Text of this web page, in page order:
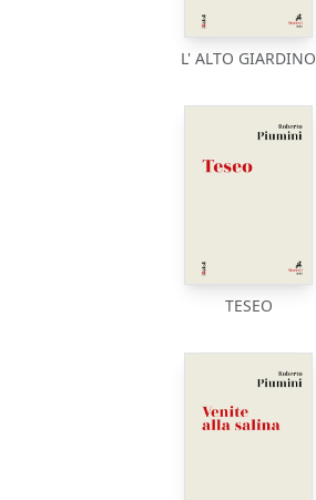
L' ALTO GIARDINO
TESEO